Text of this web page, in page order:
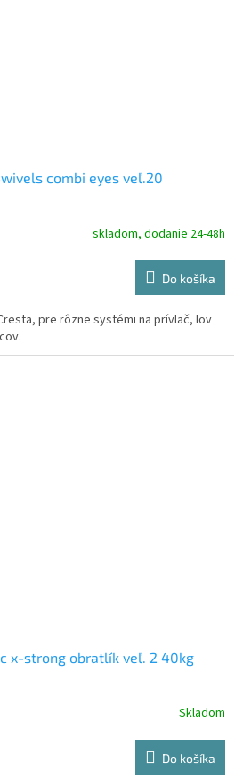
combi eyes veľ.20
skladom, dodanie 24-48h
Do košíka
pre rôzne systémi na prívlač, lov
x-strong obratlík veľ. 2 40kg
Skladom
Do košíka